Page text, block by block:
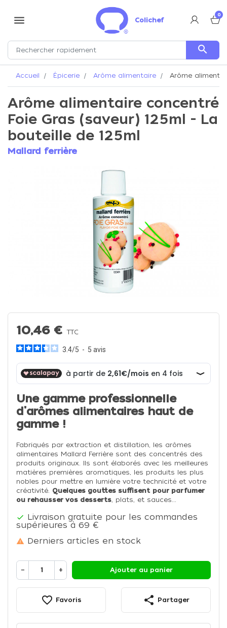
menu Colichef
0
search
Accueil Épicerie Arôme alimentaire Arôme
Arôme alimentaire concentré
Foie Gras (saveur) 125ml - La
bouteille de 125ml
Mallard ferrière
10,46 €TTC
3.4/5 - 5 avis
Une gamme professionnelle
d'arômes alimentaires haut de
gamme !
Fabriqués par extraction et distillation, les arômes
alimentaires Mallard Ferrière sont des concentrés des
produits originaux. Ils sont élaborés avec les meilleures
matières premières aromatiques, les produits les plus
nobles pour mettre en lumière votre technicité et votre
créativité. Quelques gouttes suffisent pour parfumer
ou rehausser vos desserts, plats, et sauces...
 Livraison gratuite pour les commandes
supérieures à 69 €
 Derniers articles en stock
− + Ajouter au panier
favorite_border Favoris share Partager